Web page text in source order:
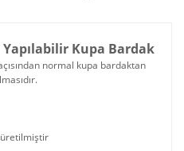
Yapılabilir Kupa Bardak
normal kupa bardaktan